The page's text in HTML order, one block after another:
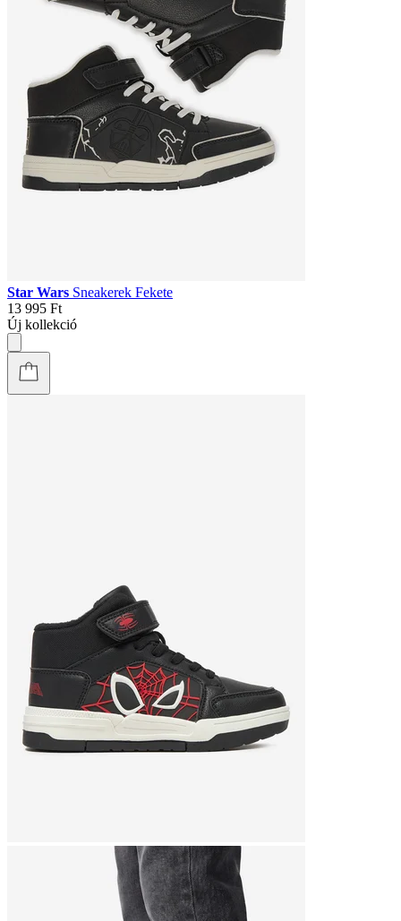
Star Wars Sneakerek Fekete
13 995 Ft
Új kollekció